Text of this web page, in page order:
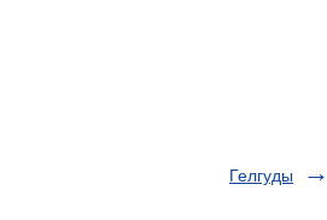
Гелгуды